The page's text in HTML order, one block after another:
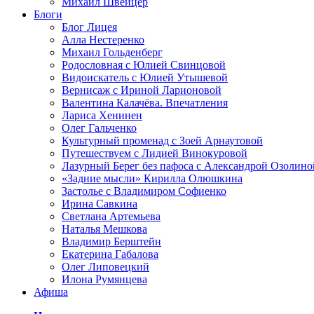
Блоги
Блог Лицея
Алла Нестеренко
Михаил Гольденберг
Родословная с Юлией Свинцовой
Видоискатель с Юлией Утышевой
Вернисаж с Ириной Ларионовой
Валентина Калачёва. Впечатления
Лариса Хенинен
Олег Гальченко
Культурный променад с Зоей Арнаутовой
Путешествуем с Лидией Винокуровой
Лазурный Берег без пафоса с Александрой
«Задние мысли» Кирилла Олюшкина
Застолье с Владимиром Софиенко
Ирина Савкина
Светлана Артемьева
Наталья Мешкова
Владимир Берштейн
Екатерина Габалова
Олег Липовецкий
Илона Румянцева
Афиша